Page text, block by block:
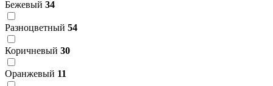
Бежевый 34
Разноцветный 54
Коричневый 30
Оранжевый 11